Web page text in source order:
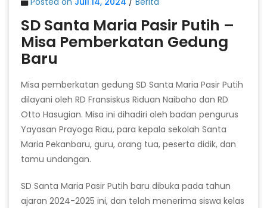
SD Santa Maria Pasir Putih –
Misa Pemberkatan Gedung
Baru
Misa pemberkatan gedung SD Santa Maria Pasir Putih
dilayani oleh RD Fransiskus Riduan Naibaho dan RD
Otto Hasugian. Misa ini dihadiri oleh badan pengurus
Yayasan Prayoga Riau, para kepala sekolah Santa
Maria Pekanbaru, guru, orang tua, peserta didik, dan
tamu undangan.
SD Santa Maria Pasir Putih baru dibuka pada tahun
ajaran 2024-2025 ini, dan telah menerima siswa kelas